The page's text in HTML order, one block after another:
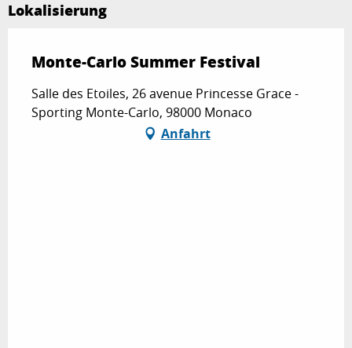
Lokalisierung
Monte-Carlo Summer Festival
Salle des Etoiles, 26 avenue Princesse Grace -
Sporting Monte-Carlo, 98000 Monaco
Anfahrt